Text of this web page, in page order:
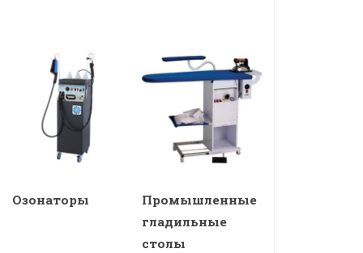
Озонаторы
Промышленные
гладильные
столы